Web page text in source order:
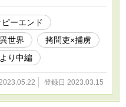
ーエンド
異世界
拷問吏×捕虜
り中編
登録日 2023.03.15